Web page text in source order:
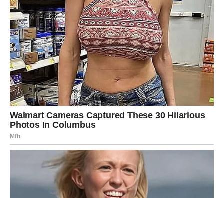
voljene u našim srcima. Razvijanje takvog odnosa prema
uspomenama može nam pomoći ne samo da sačuvamo
sjećanja, već i da ih integrišemo u naš život na način koji
nas jača i podržava u procesu emocionalnog ozdravljenja.